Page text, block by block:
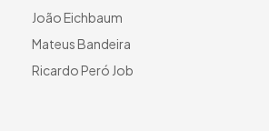
João Eichbaum
Mateus Bandeira
Ricardo Peró Job